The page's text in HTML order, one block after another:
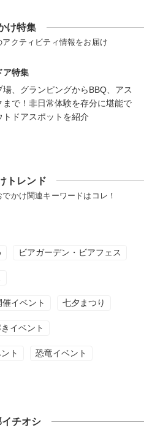
け特集
クティビティ情報をお届け
ア特集
場、グランピングからBBQ、アス
まで！非日常体験を存分に堪能で
トドアスポットを紹介
トレンド
かけ関連キーワードはコレ！
ビアガーデン・ビアフェス
イベント 七夕まつり
イベント
ト 恐竜イベント
チオシ